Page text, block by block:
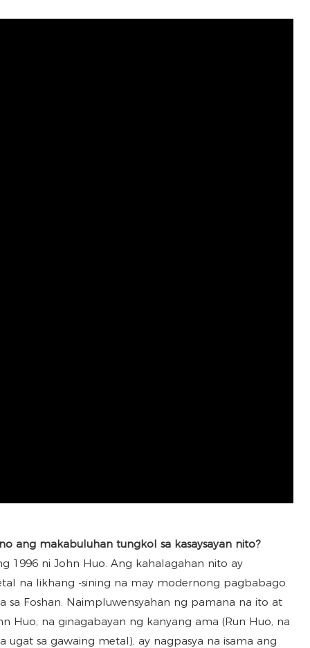
ang makabuluhan tungkol sa kasaysayan nito?
1996 ni John Huo. Ang kahalagahan nito ay
na likhang -sining na may modernong pagbabago.
Foshan. Naimpluwensyahan ng pamana na ito at
Huo, na ginagabayan ng kanyang ama (Run Huo, na
sa gawaing metal), ay nagpasya na isama ang